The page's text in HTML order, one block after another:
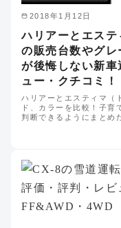
2018年1月12日
ハリアーとエステ
の販売台数やグ
が後悔しない新
ュー・クチコミ！
ハリアーとエスティマ（
ド、カラーを比較！子育
判断できるようにまと